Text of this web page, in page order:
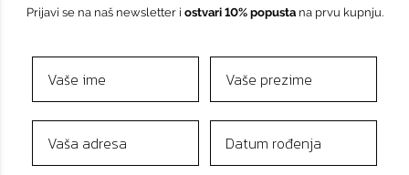
Prijavi se na naš newsletter i ostvari 10% popustana prvu kupnju.